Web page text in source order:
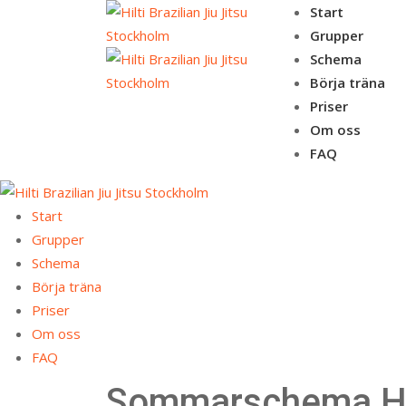
Start
Grupper
Schema
Börja träna
Priser
Om oss
FAQ
Start
Grupper
Schema
Börja träna
Priser
Om oss
FAQ